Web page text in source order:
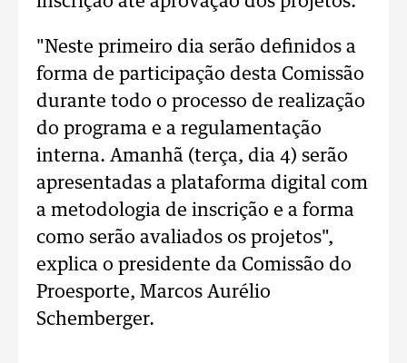
"Neste primeiro dia serão definidos a
forma de participação desta Comissão
durante todo o processo de realização
do programa e a regulamentação
interna. Amanhã (terça, dia 4) serão
apresentadas a plataforma digital com
a metodologia de inscrição e a forma
como serão avaliados os projetos",
explica o presidente da Comissão do
Proesporte, Marcos Aurélio
Schemberger.